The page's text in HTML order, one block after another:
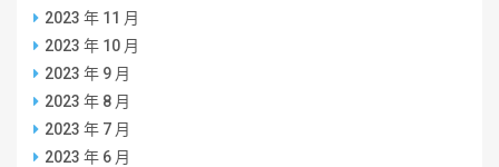
2023 年 11 月
2023 年 10 月
2023 年 9 月
2023 年 8 月
2023 年 7 月
2023 年 6 月